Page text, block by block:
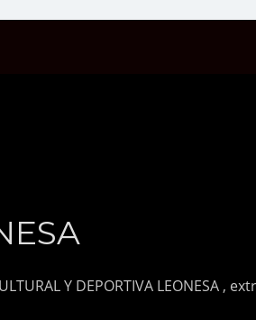
Y DEPORTIVA LEONESA ,